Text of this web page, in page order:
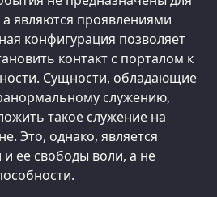
являются проявлениями
конфигурация позволяет
контакт с порталом к
Сущности, обладающие
служению,
такое служение на
Это, однако, является
ее свободы воли, а не